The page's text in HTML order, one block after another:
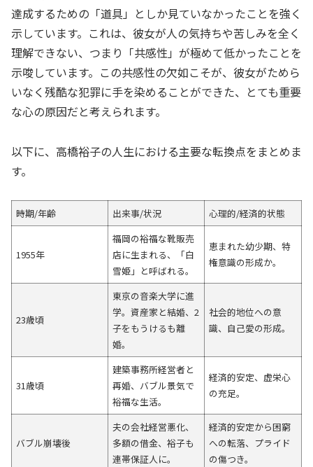
達成するための「道具」としか見ていなかったことを強く
示しています。これは、彼女が人の気持ちや苦しみを全く
理解できない、つまり「共感性」が極めて低かったことを
示唆しています。この共感性の欠如こそが、彼女がためら
いなく残酷な犯罪に手を染めることができた、とても重要
な心の原因だと考えられます。
以下に、高橋裕子の人生における主要な転換点をまとめま
す。
時期/年齢 出来事/状況 心理的/経済的状態
1955年
福岡の裕福な靴販売
店に生まれる、「白
雪姫」と呼ばれる。
恵まれた幼少期、特
権意識の形成か。
23歳頃
東京の音楽大学に進
学。資産家と結婚、2
子をもうけるも離
婚。
社会的地位への意
識、自己愛の形成。
31歳頃
建築事務所経営者と
再婚、バブル景気で
裕福な生活。
経済的安定、虚栄心
の充足。
バブル崩壊後
夫の会社経営悪化、
多額の借金、裕子も
連帯保証人に。
経済的安定から困窮
への転落、プライド
の傷つき。